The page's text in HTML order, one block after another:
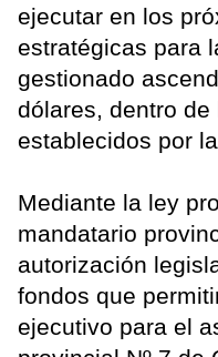
ejecutar en los
estratégicas para
gestionado
dólares, dentro de
establecidos por
Mediante la ley
mandatario
autorización
fondos que
ejecutivo para el